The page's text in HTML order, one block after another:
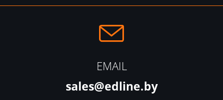
EMAIL
sales@edline.by